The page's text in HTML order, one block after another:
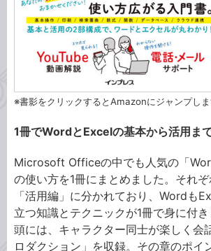
※書影をクリックするとAmazonにジャンプし
1冊でWordとExcelの基本から活用ま
Microsoft Officeの中でも人気の「
の使い方を1冊にまとめました。それ
「活用編」に分かれており、Wordも
立つ知識とテクニックが1冊で身に付
頭には、キャラクター同士が楽しく会
ロダクション」を収録。その章のポイ